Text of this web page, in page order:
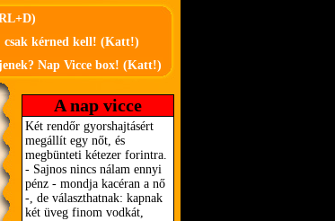
csak kérned kell! (Katt!)
Nap Vicce box! (Katt!)
A nap vicce